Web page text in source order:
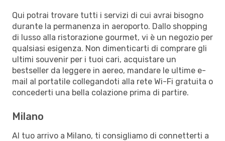
Qui potrai trovare tutti i servizi di cui avrai bisogno
durante la permanenza in aeroporto. Dallo shopping
di lusso alla ristorazione gourmet, vi è un negozio per
qualsiasi esigenza. Non dimenticarti di comprare gli
ultimi souvenir per i tuoi cari, acquistare un
bestseller da leggere in aereo, mandare le ultime e-
mail al portatile collegandoti alla rete Wi-Fi gratuita o
concederti una bella colazione prima di partire.
Milano
Al tuo arrivo a Milano, ti consigliamo di connetterti a